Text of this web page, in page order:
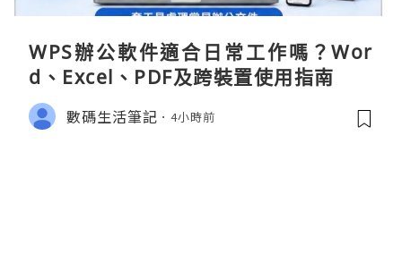
WPS辦公軟件適合日常工作嗎？Wor
d、Excel、PDF及跨裝置使用指南
數碼生活筆記 4小時前